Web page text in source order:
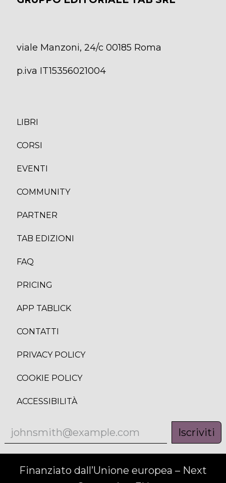
viale Manzoni, 24/c 00185 Roma
p.iva IT15356021004
LIBRI
CORS
EVENTI
COMMUNITY
PARTNER
TAB EDIZION
FAQ
PRICING
APP TABLICK
CONTATTI
PRIVACY POLICY
COOKIE POLICY
ACCESSIBILITÀ
Iscriviti
Finanziato dall’Unione europea – Next